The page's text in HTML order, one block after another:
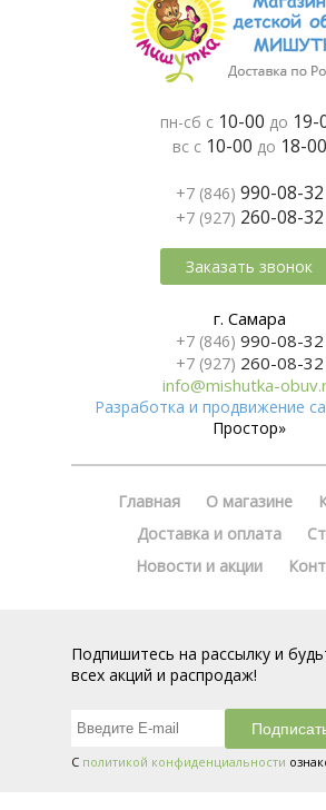
пн-сб с 10-00 до 19-
вс с 10-00 до 18-00
+7 (846) 990-08-32
+7 (927) 260-08-32
Заказать звонок
г. Самара
+7 (846) 990-08-32
+7 (927) 260-08-32
info@mishutka-
Разработка и продвижение
Простор»
Главная О магазине
Доставка и оплата
Новости и акции
Подпишитесь на рассылку и
всех акций и распродаж!
С политикой конфиденциальности